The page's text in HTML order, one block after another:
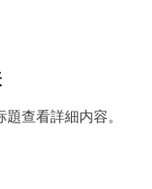
查看詳細内容。